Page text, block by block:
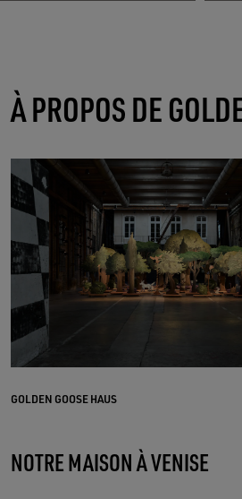
À PROPOS DE
GOLDEN GOOSE HAUS
NOTRE MAISON À VENISE